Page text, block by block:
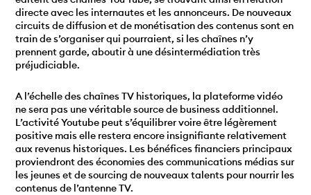
directe avec les internautes et les annonceurs. De nouveaux
circuits de diffusion et de monétisation des contenus sont en
train de s’organiser qui pourraient, si les chaînes n’y
prennent garde, aboutir à une désintermédiation très
préjudiciable.
A l’échelle des chaînes TV historiques, la plateforme vidéo
ne sera pas une véritable source de business additionnel.
L’activité Youtube peut s’équilibrer voire être légèrement
positive mais elle restera encore insignifiante relativement
aux revenus historiques. Les bénéfices financiers principaux
proviendront des économies des communications médias sur
les jeunes et de sourcing de nouveaux talents pour nourrir les
contenus de l’antenne TV.